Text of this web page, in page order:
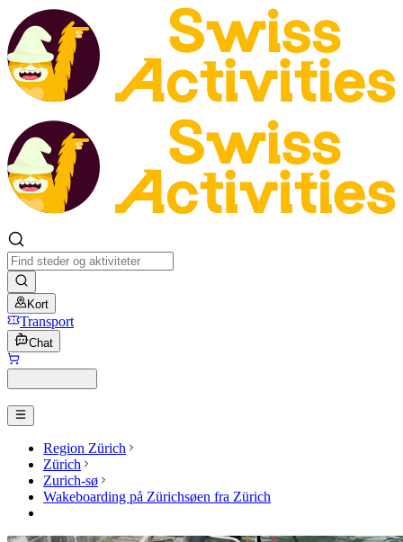
Kort
Transport
Chat
Region Zürich
Zürich
Zurich-sø
Wakeboarding på Zürichsøen fra Zürich